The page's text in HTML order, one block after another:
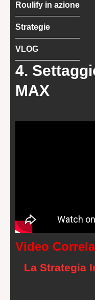
Roulify in azione
Strategie
VLOG
4.
MAX
Video
La Strategia